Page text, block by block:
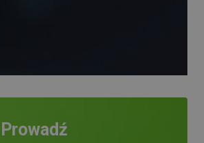
Prowadź